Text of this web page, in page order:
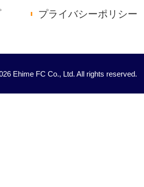
プライバシーポリシー
Ehime FC Co., Ltd. All rights reserved.